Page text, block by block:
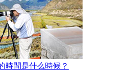
時間是什么時候？